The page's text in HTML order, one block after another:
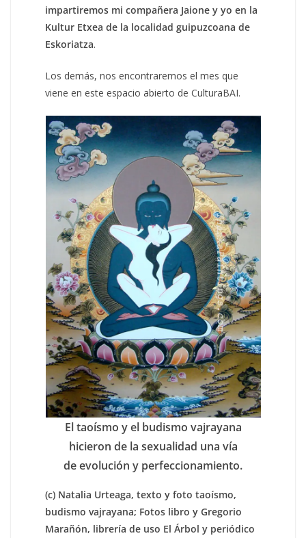
impartiremos mi compañera Jaione y yo en la
Kultur Etxea de la localidad guipuzcoana de
Eskoriatza.
Los demás, nos encontraremos el mes que
viene en este espacio abierto de CulturaBAI.
El taoísmo y el budismo vajrayana
hicieron de la sexualidad una vía
de evolución y perfeccionamiento.
(c) Natalia Urteaga, texto y foto taoísmo,
budismo vajrayana; Fotos libro y Gregorio
Marañón, librería de uso El Árbol y periódico